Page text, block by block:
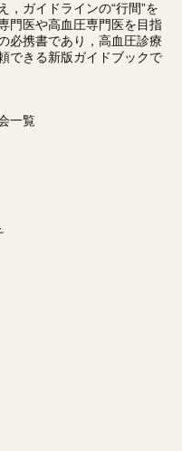
，ガイドラインの“行間”を
門医や高血圧専門医を目指
必携書であり，高血圧診療
できる新版ガイドブックで
一覧